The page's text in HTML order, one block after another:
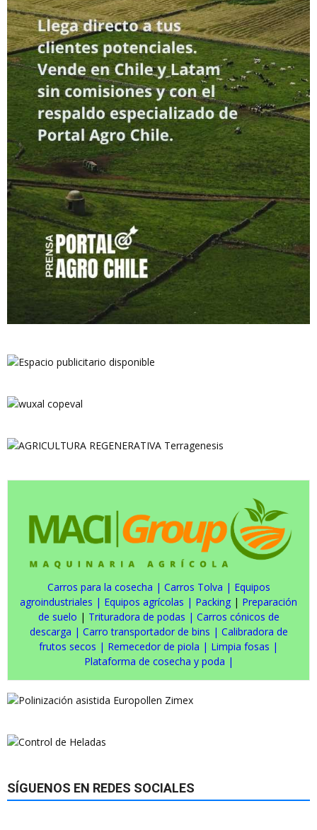
Carros para la cosecha | Carros Tolva | Equipos
agroindustriales | Equipos agrícolas | Packing | Preparación
de suelo | Trituradora de podas | Carros cónicos de
descarga | Carro transportador de bins | Calibradora de
frutos secos | Remecedor de piola | Limpia fosas |
Plataforma de cosecha y poda |
SÍGUENOS EN REDES SOCIALES